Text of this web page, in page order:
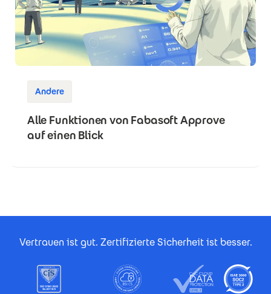
Andere
Alle Funktionen von Fabasoft Approve
auf einen Blick
Vertrauen ist gut. Zertifizierte Sicherheit ist besser.